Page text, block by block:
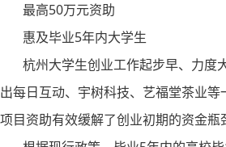
最高50万元资助
惠及毕业5年内大学生
杭州大学生创业工作起步早、力度
出每日互动、宇树科技、艺福堂茶业
项目资助有效缓解了创业初期的资金瓶